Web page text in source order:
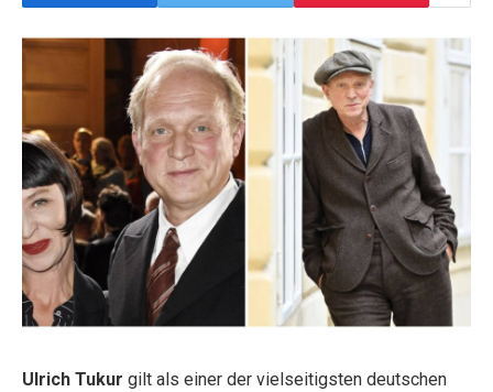
Ulrich Tukur gilt als einer der vielseitigsten deutschen